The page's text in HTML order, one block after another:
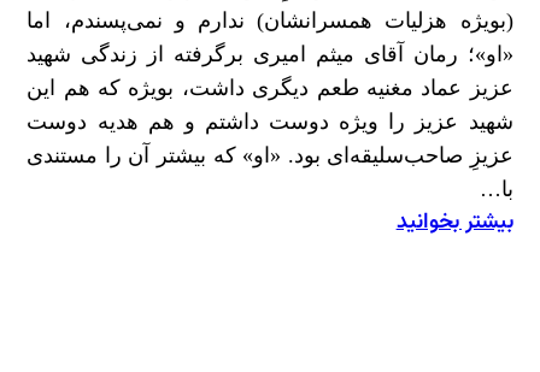
(بویژه هزلیات همسرانشان) ندارم و نمی‌پسندم، اما
«او»؛ رمان آقای میثم امیری برگرفته از زندگی شهید
عزیز عماد مغنیه طعم دیگری داشت، بویژه که هم این
شهید عزیز را ویژه دوست داشتم و هم هدیه دوست
عزیزِ صاحب‌سلیقه‌ای بود. «او» که بیشتر آن را مستندی
با…
بیشتر بخوانید
: